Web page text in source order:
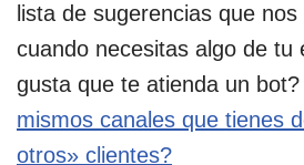
lista de sugerencias que
cuando necesitas algo de tu
gusta que te atienda un bot?
mismos canales que tienes
otros» clientes?